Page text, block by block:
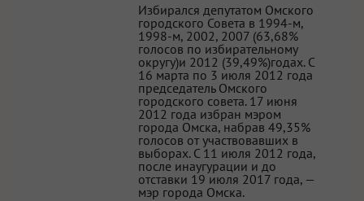
Избирался депутатом Омского
городского Совета в 1994-м,
1998-м, 2002, 2007 (63,68%
голосов по избирательному
округу)и 2012 (39,49%)годах. С
16 марта по 3 июля 2012 года
председатель Омского
городского совета. 17 июня
2012 года избран мэром
города Омска, набрав 49,35%
голосов от участвовавших в
выборах. С 11 июля 2012 года,
после инаугурации и до
отставки 19 июля 2017 года, —
мэр города Омска.